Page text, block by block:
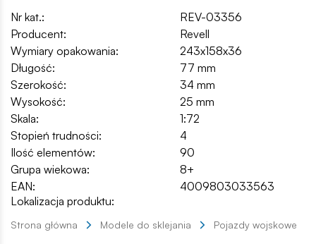
Nr kat.:
REV-03356
Producent:
Revell
Wymiary opakowania:
243x158x36
Długość:
77 mm
Szerokość:
34 mm
Wysokość:
25 mm
Skala:
1:72
Stopień trudności:
4
Ilość elementów:
90
Grupa wiekowa:
8+
EAN:
4009803033563
Lokalizacja produktu:
Strona główna Modele do sklejania Pojazdy wojskowe